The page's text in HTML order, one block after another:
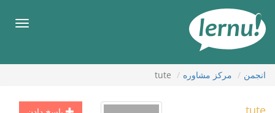
محتوا
انجمن مركز مشاوره tute
tute